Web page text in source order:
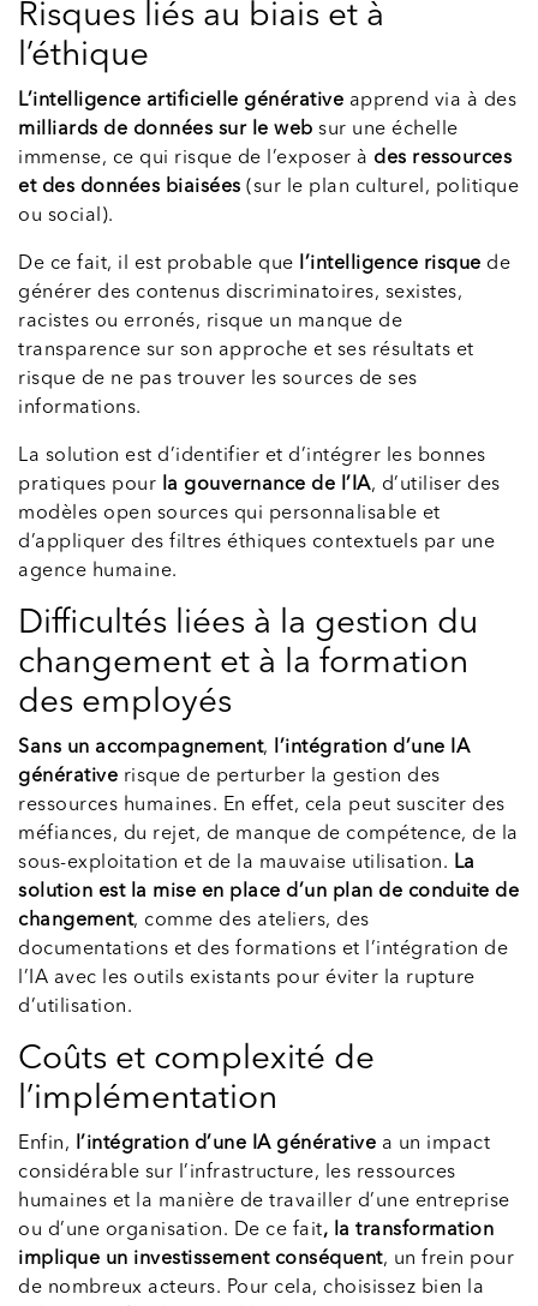
Risques liés au biais et à
l’éthique
L’intelligence artificielle générative apprend via à des
milliards de données sur le web sur une échelle
immense, ce qui risque de l’exposer à des ressources
et des données biaisées (sur le plan culturel, politique
ou social).
De ce fait, il est probable que l’intelligence risque de
générer des contenus discriminatoires, sexistes,
racistes ou erronés, risque un manque de
transparence sur son approche et ses résultats et
risque de ne pas trouver les sources de ses
informations.
La solution est d’identifier et d’intégrer les bonnes
pratiques pour la gouvernance de l’IA, d’utiliser des
modèles open sources qui personnalisable et
d’appliquer des filtres éthiques contextuels par une
agence humaine.
Difficultés liées à la gestion du
changement et à la formation
des employés
Sans un accompagnement, l’intégration d’une IA
générative risque de perturber la gestion des
ressources humaines. En effet, cela peut susciter des
méfiances, du rejet, de manque de compétence, de la
sous-exploitation et de la mauvaise utilisation. La
solution est la mise en place d’un plan de conduite de
changement, comme des ateliers, des
documentations et des formations et l’intégration de
l’IA avec les outils existants pour éviter la rupture
d’utilisation.
Coûts et complexité de
l’implémentation
Enfin, l’intégration d’une IA générative a un impact
considérable sur l’infrastructure, les ressources
humaines et la manière de travailler d’une entreprise
ou d’une organisation. De ce fait, la transformation
implique un investissement conséquent, un frein pour
de nombreux acteurs. Pour cela, choisissez bien la